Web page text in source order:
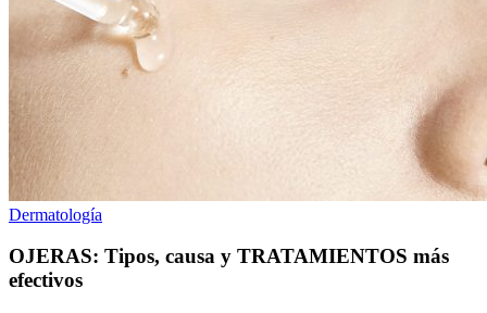
Dermatología
OJERAS: Tipos, causa y TRATAMIENTOS más
efectivos